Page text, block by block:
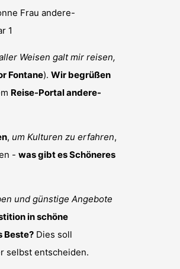
Weisen galt mir reisen,
Fontane). Wir begrüßen
Reise-Portal andere-
, um Kulturen zu erfahren,
- was gibt es Schöneres
und günstige Angebote
in schöne
Beste? Dies soll
selbst entscheiden.